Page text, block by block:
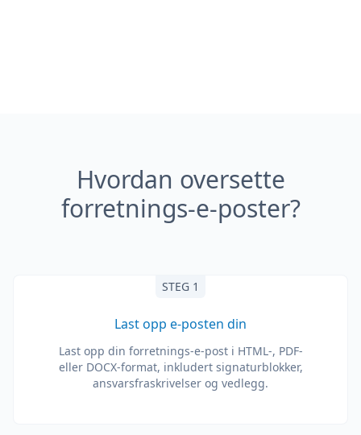
Hvordan oversette
forretnings-e-poster?
STEG 1
Last opp e-posten din
Last opp din forretnings-e-post i HTML-, PDF-
eller DOCX-format, inkludert signaturblokker,
ansvarsfraskrivelser og vedlegg.